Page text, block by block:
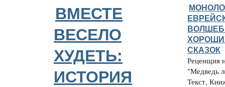
ВМЕСТЕ
ВЕСЕЛО
ХУДЕТЬ:
ИСТОРИЯ
СКАЗОК
Реценщия
"Медведь
Текст,